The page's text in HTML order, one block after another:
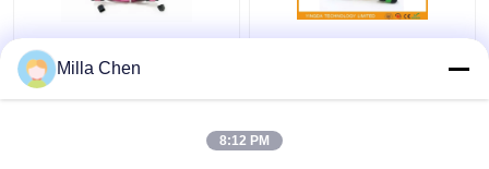
12 Włókna MPO
żeńskie złącze
światłowodowy Patch
Cable
Milla Chen
8:12 PM